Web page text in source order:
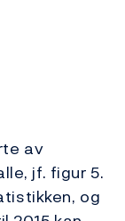
av
jf. figur 5.
og